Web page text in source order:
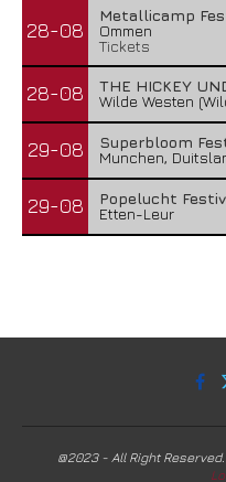
28-08
Metallicamp
Ommen
Tickets
28-08
THE HICKEY
Wilde Westen
29-08
Superbloom
Munchen,
29-08
Popelucht
Etten-Leur
@2023 - All Right